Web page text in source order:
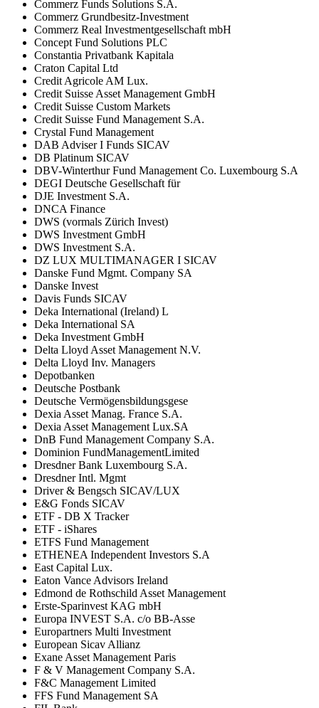
Commerz Funds Solutions S.A.
Commerz Grundbesitz-Investment
Commerz Real Investmentgesellschaft mbH
Concept Fund Solutions PLC
Constantia Privatbank Kapitala
Craton Capital Ltd
Credit Agricole AM Lux.
Credit Suisse Asset Management GmbH
Credit Suisse Custom Markets
Credit Suisse Fund Management S.A.
Crystal Fund Management
DAB Adviser I Funds SICAV
DB Platinum SICAV
DBV-Winterthur Fund Management Co. Luxembourg S.A
DEGI Deutsche Gesellschaft für
DJE Investment S.A.
DNCA Finance
DWS (vormals Zürich Invest)
DWS Investment GmbH
DWS Investment S.A.
DZ LUX MULTIMANAGER I SICAV
Danske Fund Mgmt. Company SA
Danske Invest
Davis Funds SICAV
Deka International (Ireland) L
Deka International SA
Deka Investment GmbH
Delta Lloyd Asset Management N.V.
Delta Lloyd Inv. Managers
Depotbanken
Deutsche Postbank
Deutsche Vermögensbildungsgese
Dexia Asset Manag. France S.A.
Dexia Asset Management Lux.SA
DnB Fund Management Company S.A.
Dominion FundManagementLimited
Dresdner Bank Luxembourg S.A.
Dresdner Intl. Mgmt
Driver & Bengsch SICAV/LUX
E&G Fonds SICAV
ETF - DB X Tracker
ETF - iShares
ETFS Fund Management
ETHENEA Independent Investors S.A
East Capital Lux.
Eaton Vance Advisors Ireland
Edmond de Rothschild Asset Management
Erste-Sparinvest KAG mbH
Europa INVEST S.A. c/o BB-Asse
Europartners Multi Investment
European Sicav Allianz
Exane Asset Management Paris
F & V Management Company S.A.
F&C Management Limited
FFS Fund Management SA